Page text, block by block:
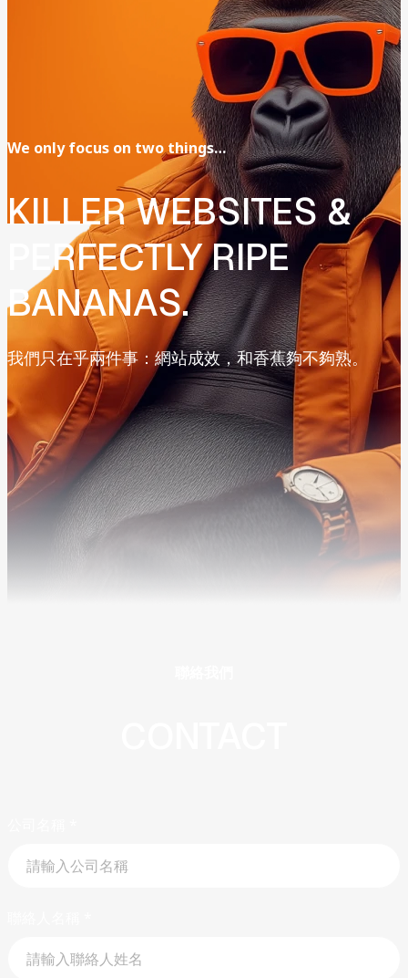
We only focus on twothings…
KILLERWEBSITES &
PERFECTLYRIPE
BANANAS.
我們只在乎兩件事：網站成效，和香蕉夠不夠熟。